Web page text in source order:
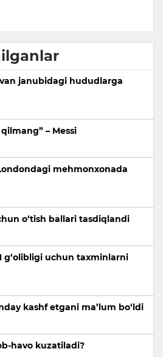
janubidagi hududlarga
– Messi
mehmonxonada
o‘tish ballari tasdiqlandi
g‘olibligi uchun taxminlarni
kashf etgani ma’lum bo‘ldi
havo kuzatiladi?